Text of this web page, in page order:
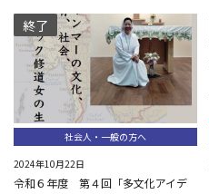
終了
社会人・一般の方へ
2024年10月22日
令和６年度 第４回「多文化アイデ